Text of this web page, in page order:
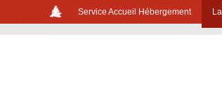
Service Accueil Hébergement